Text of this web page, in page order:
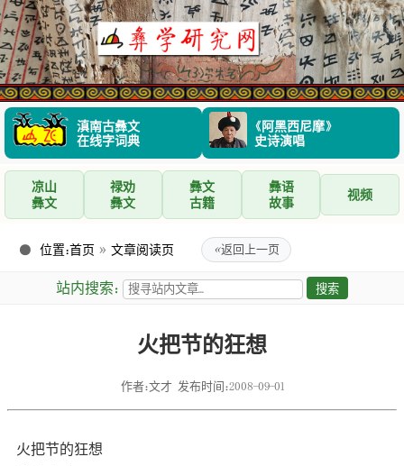
滇南古彝文
在线字词典
《阿黑西尼摩》
史诗演唱
凉山
彝文
禄劝
彝文
彝文
古籍
彝语
故事
视频
位置：首页 » 文章阅读页 «返回上一页
站内搜索：
火把节的狂想
作者：文才 发布时间：2008-09-01
火把节的狂想